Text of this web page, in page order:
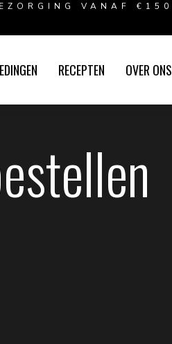
VANAF €150
RECEPTEN OVER ONS